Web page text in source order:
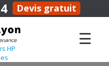
Devis gratuit
HP
☰